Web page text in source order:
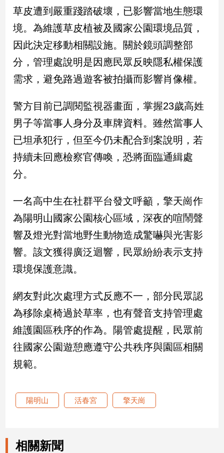
新
冠
病
專
區
台
灣
觀
南
台
觀
點
娛
樂
樂
聞
流
行/
時
尚
活
草皮遭到嚴重踐踏破壞，已影響當地生態環
境。為維護草皮植被及國家公園環境品質，
因此決定移動相關設施。關於鏡頭調整部
分，管理處說明是因應民眾反映隱私權保護
需求，避免路過遊客被拍攝而影響肖像權。
警方目前已調閱監視器畫面，掌握23歲高姓
男子等當事人身分及車牌資料。雖然當事人
已坦承犯行，但至今仍未配合到案說明，若
持續未回應檢察官傳喚，恐將面臨通緝處
分。
一名高中生在社群平台發文呼籲，擎天崗作
為陽明山國家公園核心區域，深夜的喧鬧聲
響及燈光對當地野生動物造成驚嚇與光害影
響。該文獲得廣泛迴響，民眾紛紛表示支持
環境保護意識。
網友對此次處理方式反應不一，部分民眾認
為移除桌椅過於草率，也有聲音支持管理處
維護園區秩序的作為。陽管處提醒，民眾前
往國家公園遊憩應遵守公共秩序與園區相關
規範。
陽明山 活春宮 擎天崗
相關新聞